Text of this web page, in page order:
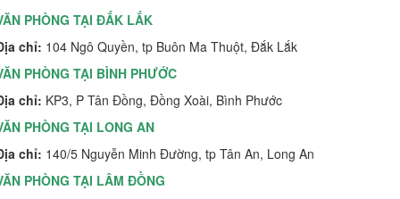
PHÒNG TẠI ĐẮK LẮK
chỉ: 104 Ngô Quyền, tp Buôn Ma Thuột, Đắk Lắk
PHÒNG TẠI BÌNH PHƯỚC
chỉ: KP3, P Tân Đồng, Đồng Xoài, Bình Phước
PHÒNG TẠI LONG AN
chỉ: 140/5 Nguyễn Minh Đường, tp Tân An, Long An
PHÒNG TẠI LÂM ĐỒNG